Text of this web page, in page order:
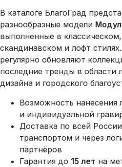
В каталоге БлагоГрад
разнообразные модели
выполненные в
скандинавском и лофт
регулярно обновляют
последние тренды в области
дизайна и городского
Возможность нанесения
и индивидуальной
Доставка по всей
транспортом и через
партнёров
Гарантия до 15 лет на